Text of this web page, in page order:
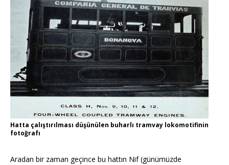
Hatta çalıştırılması düşünülen buharlı tramvay lokomotifinin
fotoğrafı
Aradan bir zaman geçince bu hattın Nif (günümüzde